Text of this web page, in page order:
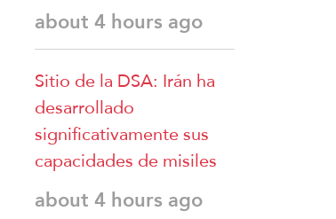
about 4 hours ago
Sitio de la DSA: Irán ha
desarrollado
significativamente sus
capacidades de misiles
about 4 hours ago